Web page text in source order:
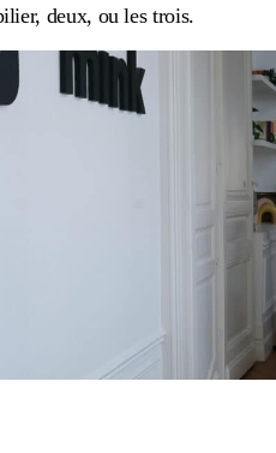
deux, ou les trois.
IA ET